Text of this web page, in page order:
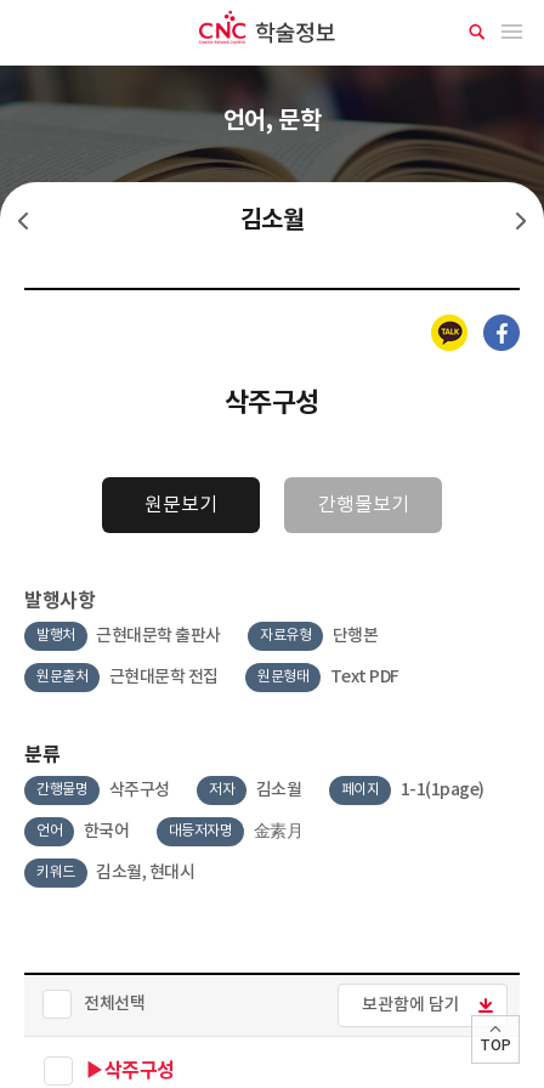
메뉴 열기
상
세
언어, 문학
김소월 김기림
카카오톡 페이스북
삭주구성
원문보기 간행물보기
발행사항
발행처 근현대문학 출판사 자료유형 단행본
원문출처 근현대문학 전집 원문형태 Text PDF
분류
간행물명 삭주구성 저자 김소월 페이지 1-1(1page)
언어 한국어 대등저자명 金素月
키워드 김소월, 현대시
전체선택 보관함에 담기
▶삭주구성
TOP